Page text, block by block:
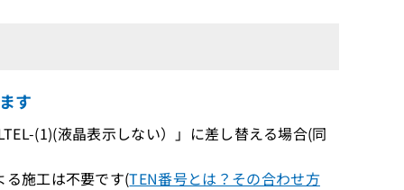
す
(1)(液晶表示しない）」に差し替える場合(同
施工は不要です(TEN番号とは？その合わせ方